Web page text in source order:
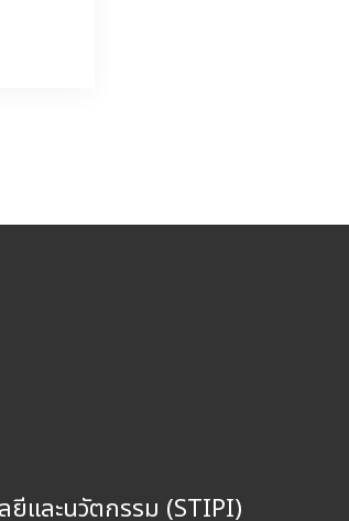
ยีและนวัตกรรม (STIPI)